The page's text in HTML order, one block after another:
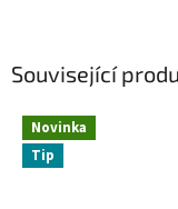
Související
Novinka
Tip